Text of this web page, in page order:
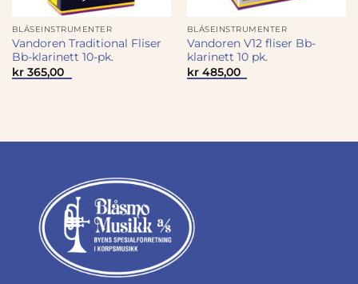
BLÅSEINSTRUMENTER
Vandoren Traditional Fliser
Bb-klarinett 10-pk.
kr365,00
BLÅSEINSTRUMENTER
Vandoren V12 fliser Bb-
klarinett 10 pk.
kr485,00